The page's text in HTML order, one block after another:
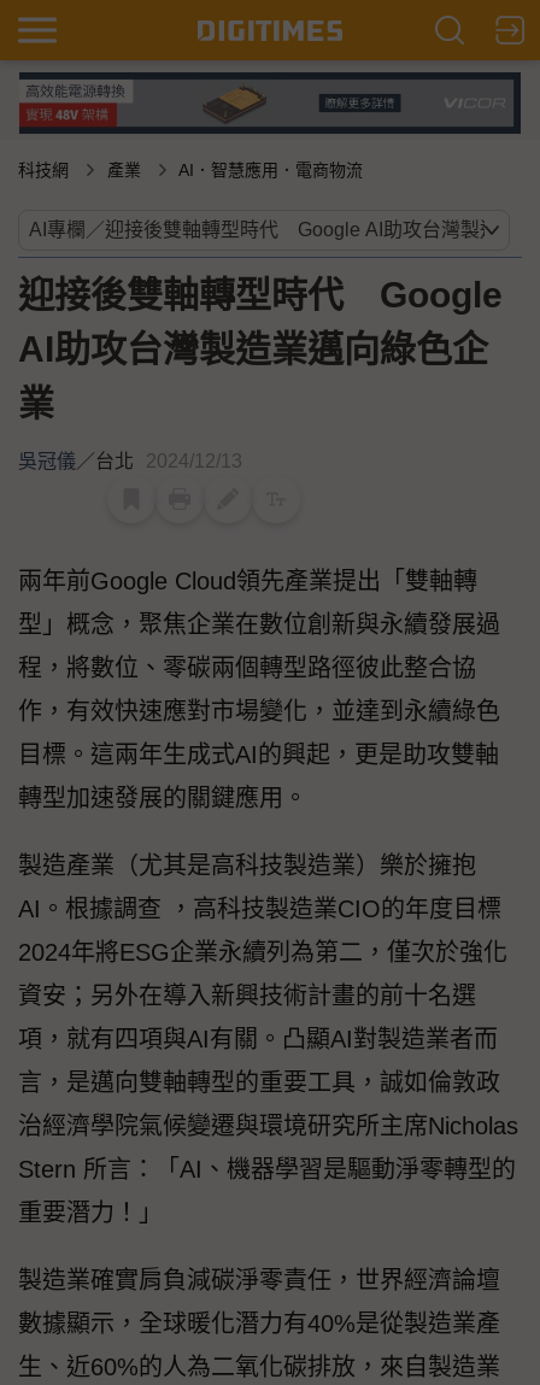
科技網 產業 AI．智慧應用．電商物流
迎接後雙軸轉型時代 Google
AI助攻台灣製造業邁向綠色企
業
吳冠儀／台北 2024/12/13
兩年前Google Cloud領先產業提出「雙軸轉
型」概念，聚焦企業在數位創新與永續發展過
程，將數位、零碳兩個轉型路徑彼此整合協
作，有效快速應對市場變化，並達到永續綠色
目標。這兩年生成式AI的興起，更是助攻雙軸
轉型加速發展的關鍵應用。
製造產業（尤其是高科技製造業）樂於擁抱
AI。根據調查 ，高科技製造業CIO的年度目標
2024年將ESG企業永續列為第二，僅次於強化
資安；另外在導入新興技術計畫的前十名選
項，就有四項與AI有關。凸顯AI對製造業者而
言，是邁向雙軸轉型的重要工具，誠如倫敦政
治經濟學院氣候變遷與環境研究所主席Nicholas
Stern 所言：「AI、機器學習是驅動淨零轉型的
重要潛力！」
製造業確實肩負減碳淨零責任，世界經濟論壇
數據顯示，全球暖化潛力有40%是從製造業產
生、近60%的人為二氧化碳排放，來自製造業